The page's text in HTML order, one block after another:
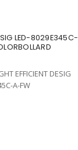
LED-8029E345C-
EFFICIENT DESIG
A-FW